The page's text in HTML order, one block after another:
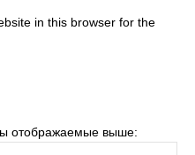
in this browser for the
отображаемые выше: